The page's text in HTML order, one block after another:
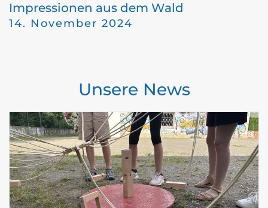
Impressionen aus dem Wald
14. November 2024
Unsere News